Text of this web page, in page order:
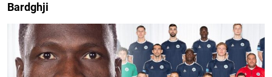
Bardghji